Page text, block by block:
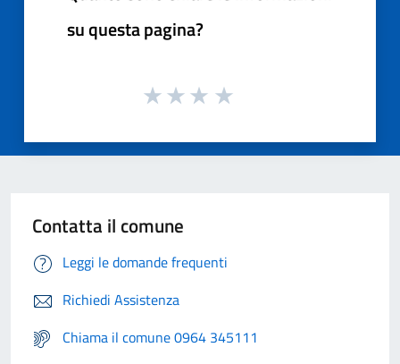
su questa pagina?
Contatta il comune
Leggi le domande frequenti
Richiedi Assistenza
Chiama il comune 0964 345111